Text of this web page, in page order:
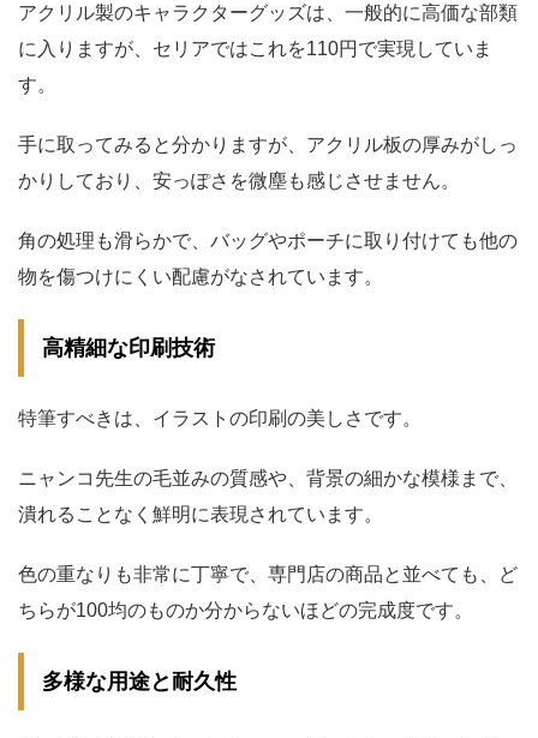
アクリル製のキャラクターグッズは、一般的に高価な部類
に入りますが、セリアではこれを110円で実現していま
す。
手に取ってみると分かりますが、アクリル板の厚みがしっ
かりしており、安っぽさを微塵も感じさせません。
角の処理も滑らかで、バッグやポーチに取り付けても他の
物を傷つけにくい配慮がなされています。
高精細な印刷技術
特筆すべきは、イラストの印刷の美しさです。
ニャンコ先生の毛並みの質感や、背景の細かな模様まで、
潰れることなく鮮明に表現されています。
色の重なりも非常に丁寧で、専門店の商品と並べても、ど
ちらが100均のものか分からないほどの完成度です。
多様な用途と耐久性